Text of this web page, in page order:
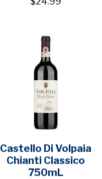
Castello Di Volpaia
Chianti Classico
750mL